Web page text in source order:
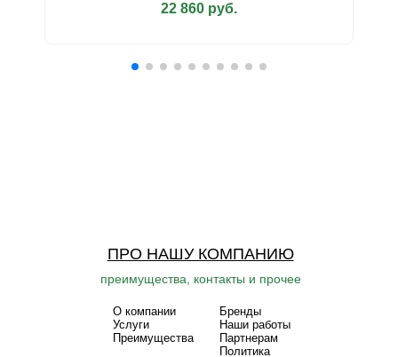
22 860 руб.
ПРО НАШУ КОМПАНИЮ
преимущества, контакты и прочее
О компании
Бренды
Услуги
Наши работы
Преимущества
Партнерам
Политика